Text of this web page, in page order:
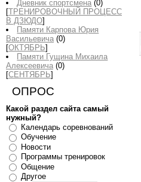
Дневник спортсмена (0)
[ТРЕНИРОВОЧНЫЙ ПРОЦЕСС
В ДЗЮДО]
Памяти Карпова Юрия
Васильевича (0)
[ОКТЯБРЬ]
Памяти Гущина Михаила
Алексеевича (0)
[СЕНТЯБРЬ]
ОПРОС
Какой раздел сайта самый
нужный?
Календарь соревнований
Обучение
Новости
Программы тренировок
Общение
Другое